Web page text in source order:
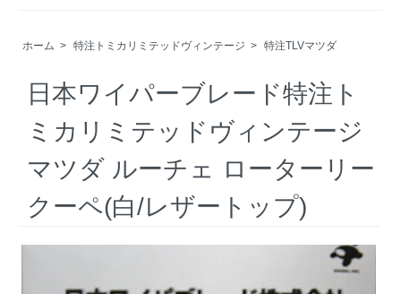
ホーム > 特注トミカリミテッドヴィンテージ > 特注TLVマツダ
日本ワイパーブレード特注ト
ミカリミテッドヴィンテージ
マツダ ルーチェ ローターリー
クーペ(白/レザートップ)